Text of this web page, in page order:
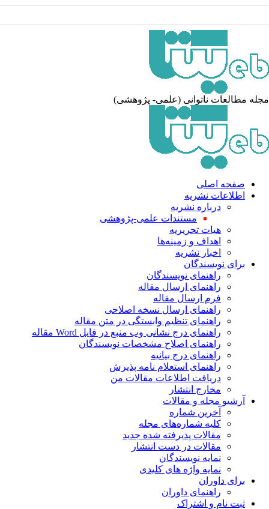
مطالعات ناتوانی (علمی- پژوهشی)
صفحه اصلی
اطلاعات نشریه
درباره نشریه
مستندات علمی-پژوهشی
هیات تحریریه
اهداف و زمینه‌ها
اخبار نشریه
برای نویسندگان
راهنمای نویسندگان
راهنمای ارسال مقاله
فرم ارسال مقاله
راهنمای ارسال نسخه اصلاحی
راهنمای تنظیم وابستگی در متن مقاله
راهنمای درج نشانی وب منبع در فایل Word مقاله
راهنمای اصلاح مشخصات نویسندگان
راهنمای درج بیانیه
راهنمای استعلام نامه پذیرش
دریافت اطلاعات مقالات من
مخارج انتشار
آرشیو مجله و مقالات
آخرین شماره
کلیه شماره‌های مجله
مقالات پذیرفته شده جدید
مقالات در دست انتشار
نمایه نویسندگان
نمایه واژه های کلیدی
برای داوران
راهنمای داوران
ثبت نام و اشتراک